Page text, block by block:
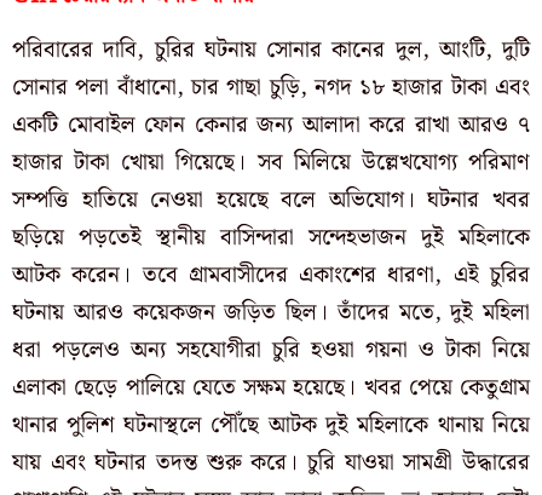
পরিবারের দাবি, চুরির ঘটনায় সোনার কানের দুল, আংটি, দুটি
সোনার পলা বাঁধানো, চার গাছা চুড়ি, নগদ ১৮ হাজার টাকা এবং
একটি মোবাইল ফোন কেনার জন্য আলাদা করে রাখা আরও ৭
হাজার টাকা খোয়া গিয়েছে। সব মিলিয়ে উল্লেখযোগ্য পরিমাণ
সম্পত্তি হাতিয়ে নেওয়া হয়েছে বলে অভিযোগ। ঘটনার খবর
ছড়িয়ে পড়তেই স্থানীয় বাসিন্দারা সন্দেহভাজন দুই মহিলাকে
আটক করেন। তবে গ্রামবাসীদের একাংশের ধারণা, এই চুরির
ঘটনায় আরও কয়েকজন জড়িত ছিল। তাঁদের মতে, দুই মহিলা
ধরা পড়লেও অন্য সহযোগীরা চুরি হওয়া গয়না ও টাকা নিয়ে
এলাকা ছেড়ে পালিয়ে যেতে সক্ষম হয়েছে। খবর পেয়ে কেতুগ্রাম
থানার পুলিশ ঘটনাস্থলে পৌঁছে আটক দুই মহিলাকে থানায় নিয়ে
যায় এবং ঘটনার তদন্ত শুরু করে। চুরি যাওয়া সামগ্রী উদ্ধারের